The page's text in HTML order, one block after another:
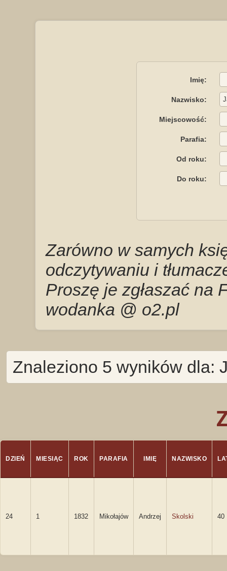
Imię:
Nazwisko:
Miejscowość:
Parafia:
Od roku:
Do roku:
Zarówno w samych
odczytywaniu i
Proszę je zgłaszać na
wodanka @ o2.pl
Znaleziono 5 wyników dla:
DZIEŃ MIESIĄC ROK PARAFIA IMIĘ NAZWISKO
24 1 1832 Mikołajów Andrzej Skolski 40